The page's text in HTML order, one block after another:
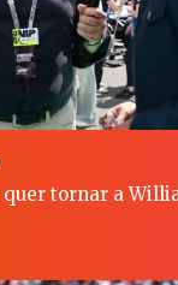
tornar a